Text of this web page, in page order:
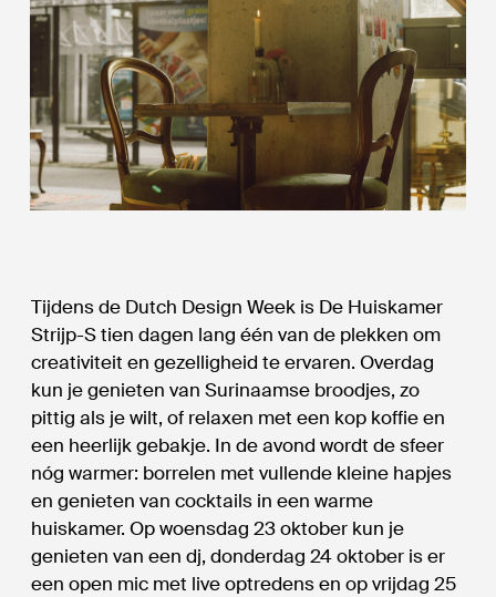
Tijdens de Dutch Design Week is De Huiskamer
Strijp-S tien dagen lang één van de plekken om
creativiteit en gezelligheid te ervaren. Overdag
kun je genieten van Surinaamse broodjes, zo
pittig als je wilt, of relaxen met een kop koffie en
een heerlijk gebakje. In de avond wordt de sfeer
nóg warmer: borrelen met vullende kleine hapjes
en genieten van cocktails in een warme
huiskamer. Op woensdag 23 oktober kun je
genieten van een dj, donderdag 24 oktober is er
een open mic met live optredens en op vrijdag 25